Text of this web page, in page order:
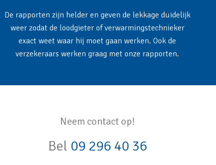
De rapporten zijn helder en geven de lekkage duidelijk
weer zodat de loodgieter of verwarmingstechnieker
exact weet waar hij moet gaan werken. Ook de
verzekeraars werken graag met onze rapporten.
Neem contact op!
Bel 09 296 40 36